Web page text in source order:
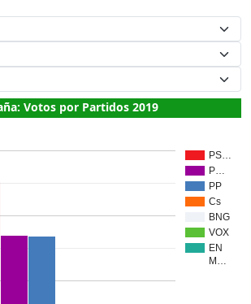
Votos por Partidos 2019
PS…
P…
PP
Cs
BNG
VOX
EN
M…